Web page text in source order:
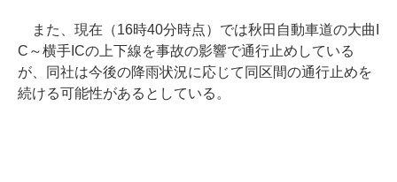
また、現在（16時40分時点）では秋田自動車道の大曲I
C～横手ICの上下線を事故の影響で通行止めしている
が、同社は今後の降雨状況に応じて同区間の通行止めを
続ける可能性があるとしている。